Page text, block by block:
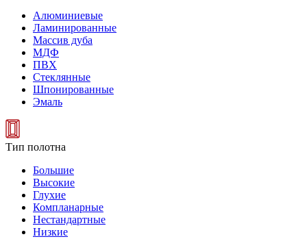
Алюминиевые
Ламинированные
Массив дуба
МДФ
ПВХ
Стеклянные
Шпонированные
Эмаль
Тип полотна
Большие
Высокие
Глухие
Компланарные
Нестандартные
Низкие